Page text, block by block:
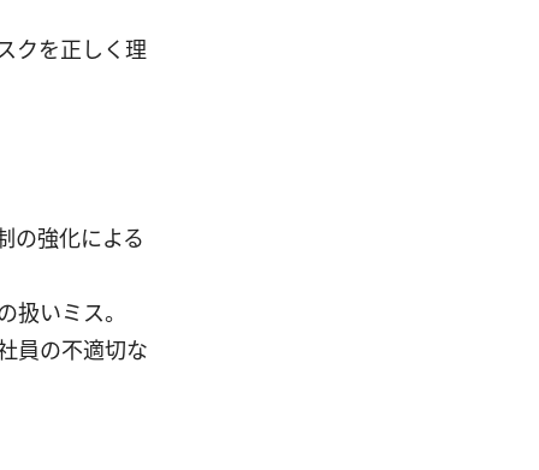
クを正しく理
の強化による
扱いミス。
員の不適切な